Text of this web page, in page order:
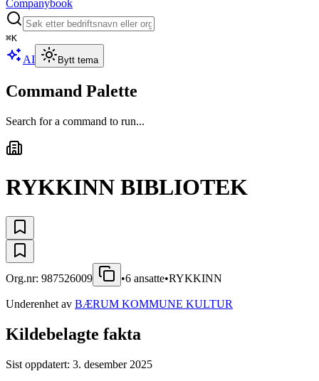
Companybook
⌘K
AI Bytt tema
Command Palette
Search for a command to run...
RYKKINN BIBLIOTEK
Org.nr: 987526009 •6 ansatte•RYKKINN
Underenhet av BÆRUM KOMMUNE KULTUR
Kildebelagte fakta
Sist oppdatert: 3. desember 2025